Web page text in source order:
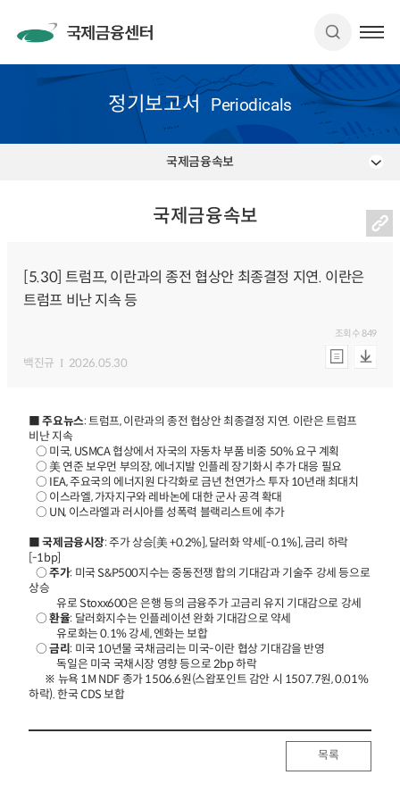
정기보고서 Periodicals
국제금융속보
국제금융속보
[5.30] 트럼프, 이란과의 종전 협상안 최종결정 지연. 이란은
트럼프 비난 지속 등
백진규 2026.05.30
조회수849
■주요뉴스: 트럼프, 이란과의 종전 협상안 최종결정 지연. 이란은 트럼프
비난 지속
○ 미국, USMCA 협상에서 자국의 자동차 부품 비중 50% 요구 계획
○ 美 연준 보우먼 부의장, 에너지발 인플레 장기화시 추가 대응 필요
○ IEA, 주요국의 에너지원 다각화로 금년 천연가스 투자 10년래 최대치
○ 이스라엘, 가자지구와 레바논에 대한 군사 공격 확대
○ UN, 이스라엘과 러시아를 성폭력 블랙리스트에 추가
■국제금융시장: 주가 상승[美 +0.2%], 달러화 약세[-0.1%], 금리 하락
[-1bp]
○주가: 미국 S&P500지수는 중동전쟁 합의 기대감과 기술주 강세 등으로
상승
유로 Stoxx600은 은행 등의 금융주가 고금리 유지 기대감으로 강세
○환율: 달러화지수는 인플레이션 완화 기대감으로 약세
유로화는 0.1% 강세, 엔화는 보합
○금리 : 미국 10년물 국채금리는 미국-이란 협상 기대감을 반영
독일은 미국 국채시장 영향 등으로 2bp 하락
※ 뉴욕 1M NDF 종가 1506.6원(스왑포인트 감안 시 1507.7원, 0.01%
하락). 한국 CDS 보합
목록